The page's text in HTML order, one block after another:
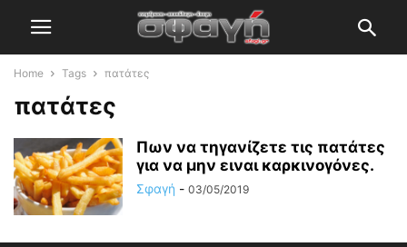
Home Tags πατάτες
πατάτες
Πων να τηγανίζετε τις πατάτες
για να μην ειναι καρκινογόνες.
Σφαγή - 03/05/2019